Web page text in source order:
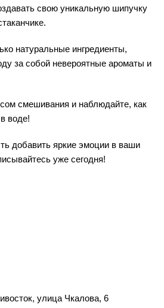
свою уникальную шипучку
натуральные ингредиенты,
за собой невероятные ароматы и
смешивания и наблюдайте, как
воде!
добавить яркие эмоции в ваши
уже сегодня!
улица Чкалова, 6